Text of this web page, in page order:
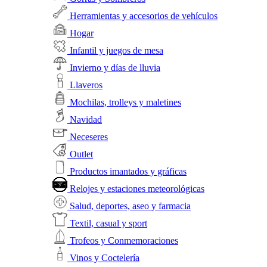
Herramientas y accesorios de vehículos
Hogar
Infantil y juegos de mesa
Invierno y días de lluvia
Llaveros
Mochilas, trolleys y maletines
Navidad
Neceseres
Outlet
Productos imantados y gráficas
Relojes y estaciones meteorológicas
Salud, deportes, aseo y farmacia
Textil, casual y sport
Trofeos y Conmemoraciones
Vinos y Coctelería